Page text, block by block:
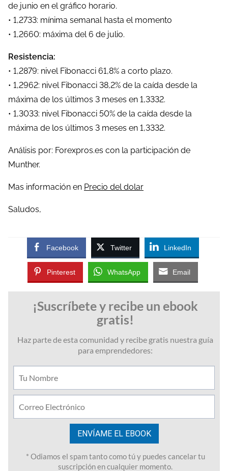
de junio en el gráfico horario.
• 1,2733: mínima semanal hasta el momento
• 1,2660: máxima del 6 de julio.
Resistencia:
• 1,2879: nivel Fibonacci 61,8% a corto plazo.
• 1,2962: nivel Fibonacci 38,2% de la caída desde la
máxima de los últimos 3 meses en 1,3332.
• 1,3033: nivel Fibonacci 50% de la caída desde la
máxima de los últimos 3 meses en 1,3332.
Análisis por: Forexpros.es con la participación de
Munther.
Mas información en Precio del dolar
Saludos,
Facebook Twitter LinkedIn
Pinterest WhatsApp Email